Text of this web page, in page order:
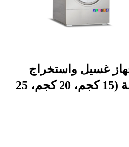
غسيل واستخراج
بعملة (15 كجم، 20 كجم، 25